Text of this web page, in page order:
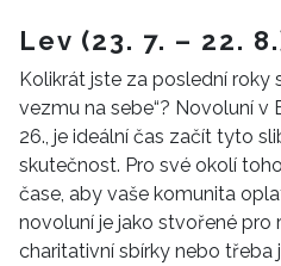
Lev (23. 7. – 22.
Kolikrát jste za poslední roky
vezmu na sebe“? Novoluní v
26., je ideální čas začít tyto
skutečnost. Pro své okolí
čase, aby vaše komunita
novoluní je jako stvořené pro
charitativní sbírky nebo třeba